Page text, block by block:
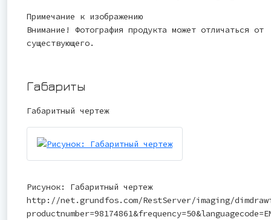
Примечание к изображению
Внимание! Фотография продукта может отличаться от
существующего.
Габариты
Габаритный чертеж
Рисунок: Габаритный чертеж
http://net.grundfos.com/RestServer/imaging/